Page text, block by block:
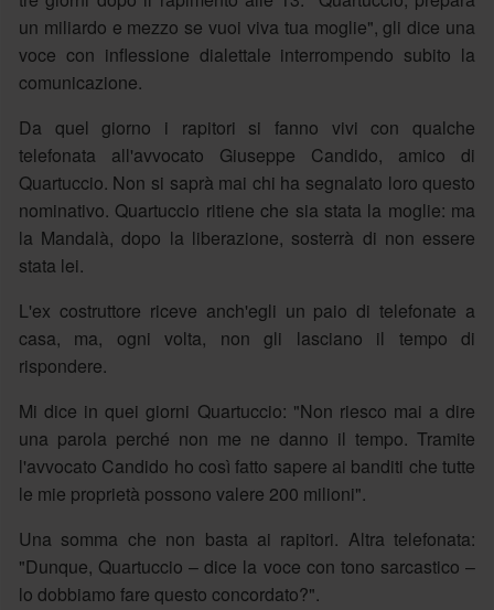
un miliardo e mezzo se vuoi viva tua moglie", gli dice una
voce con inflessione dialettale interrompendo subito la
comunicazione.
Da quel giorno i rapitori si fanno vivi con qualche
telefonata all'avvocato Giuseppe Candido, amico di
Quartuccio. Non si saprà mai chi ha segnalato loro questo
nominativo. Quartuccio ritiene che sia stata la moglie: ma
la Mandalà, dopo la liberazione, sosterrà di non essere
stata lei.
L'ex costruttore riceve anch'egli un paio di telefonate a
casa, ma, ogni volta, non gli lasciano il tempo di
rispondere.
Mi dice in quei giorni Quartuccio: "Non riesco mai a dire
una parola perché non me ne danno il tempo. Tramite
l'avvocato Candido ho così fatto sapere ai banditi che tutte
le mie proprietà possono valere 200 milioni".
Una somma che non basta ai rapitori. Altra telefonata:
"Dunque, Quartuccio – dice la voce con tono sarcastico –
lo dobbiamo fare questo concordato?".